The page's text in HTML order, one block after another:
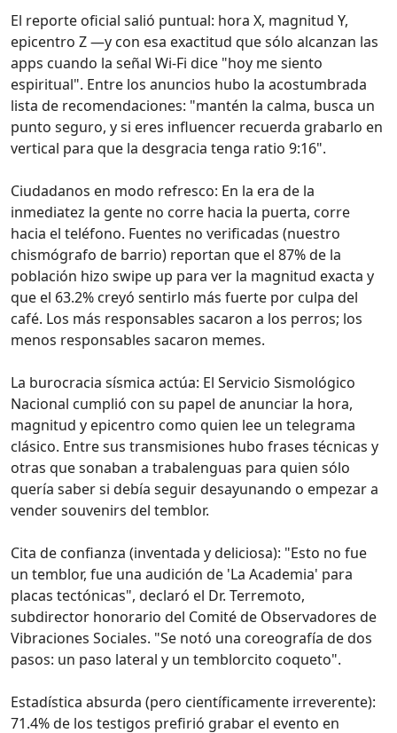
El reporte oficial salió puntual: hora X, magnitud Y,
epicentro Z —y con esa exactitud que sólo alcanzan las
apps cuando la señal Wi‑Fi dice "hoy me siento
espiritual". Entre los anuncios hubo la acostumbrada
lista de recomendaciones: "mantén la calma, busca un
punto seguro, y si eres influencer recuerda grabarlo en
vertical para que la desgracia tenga ratio 9:16".
Ciudadanos en modo refresco: En la era de la
inmediatez la gente no corre hacia la puerta, corre
hacia el teléfono. Fuentes no verificadas (nuestro
chismógrafo de barrio) reportan que el 87% de la
población hizo swipe up para ver la magnitud exacta y
que el 63.2% creyó sentirlo más fuerte por culpa del
café. Los más responsables sacaron a los perros; los
menos responsables sacaron memes.
La burocracia sísmica actúa: El Servicio Sismológico
Nacional cumplió con su papel de anunciar la hora,
magnitud y epicentro como quien lee un telegrama
clásico. Entre sus transmisiones hubo frases técnicas y
otras que sonaban a trabalenguas para quien sólo
quería saber si debía seguir desayunando o empezar a
vender souvenirs del temblor.
Cita de confianza (inventada y deliciosa): "Esto no fue
un temblor, fue una audición de 'La Academia' para
placas tectónicas", declaró el Dr. Terremoto,
subdirector honorario del Comité de Observadores de
Vibraciones Sociales. "Se notó una coreografía de dos
pasos: un paso lateral y un temblorcito coqueto".
Estadística absurda (pero científicamente irreverente):
71.4% de los testigos prefirió grabar el evento en